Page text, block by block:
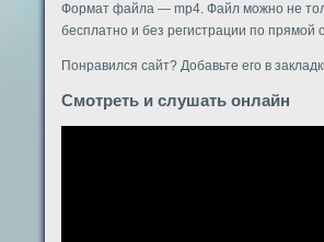
Формат файла — mp4. Файл можно не
бесплатно и без регистрации по
Понравился сайт? Добавьте его в
Смотреть и слушать онлайн